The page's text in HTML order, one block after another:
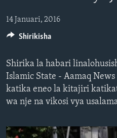
katika
urambazaji
katika
TANZANIA
JAMHURI YA KIDEMOKRASIA
RWANDA
BURUNDI
AFRIKA
DUNIA
DUNIANI LEO
MAISHA NA AFYA
ZULIA JEKUNDU
ALFAJIRI 0300 UTC
VOA EXPRESS 1330 UTC
KWA UNDANI 1800 UTC
JARIDA LA WIKIENDI
MAHOJIANO MAALUM:
TUFUATE
14 Januari, 2016
Shirika la habari
Islamic State - Aamaq
katika eneo la kitajiri
wa nje na vikosi vya
Shirikisha